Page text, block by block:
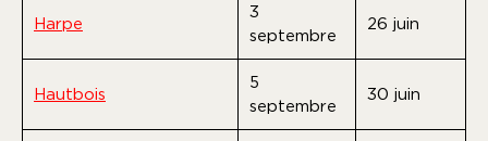
Harpe
3
septembre
26 juin
Hautbois
5
septembre
30 juin